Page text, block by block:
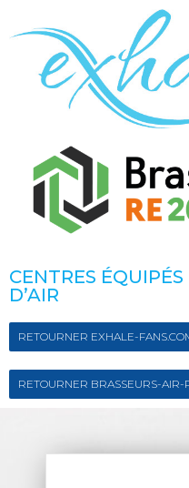
CENTRES
D’AIR
RETOURNER EXHALE-
RETOURNER BRASSEURS-AIR-